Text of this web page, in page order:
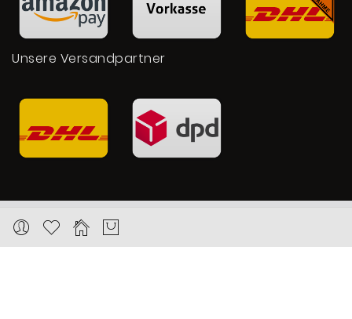
Unsere Versandpartner
Copyright © 2026 Karat24.net